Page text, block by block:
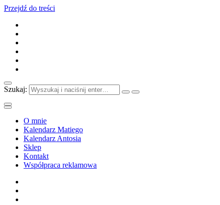
Przejdź do treści
Szukaj:
O mnie
Kalendarz Matiego
Kalendarz Antosia
Sklep
Kontakt
Współpraca reklamowa